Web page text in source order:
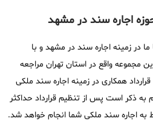
اجاره سند در مشهد
در زمینه اجاره سند در مشهد و با
مجموعه واقع در استان تهران مراجعه
همکاری در زمینه اجاره سند ملکی
به ذکر است پس از تنظیم قرارداد حداکثر
مربوط به اجاره سند ملکی شما انجام خواهد شد.